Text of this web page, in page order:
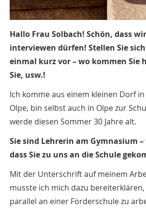
Hallo Frau Solbach! Schön, dass
interviewen dürfen! Stellen Sie
einmal kurz vor – wo kommen Sie
Sie, usw.!
Ich komme aus einem kleinen Dorf
Olpe, bin selbst auch in Olpe zur
werde diesen Sommer 30 Jahre alt.
Sie sind Lehrerin am Gymnasium –
dass Sie zu uns an die Schule
Mit der Unterschrift auf meinem
musste ich mich dazu bereiterklären,
parallel an einer Förderschule zu